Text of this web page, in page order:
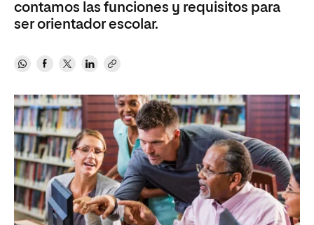
contamos las funciones y requisitos para
ser orientador escolar.